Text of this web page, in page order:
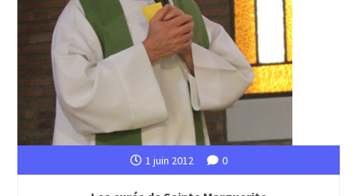
1 juin 2012 0